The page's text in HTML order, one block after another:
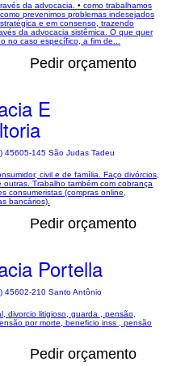
da advocacia. • como trabalhamos
prevenimos problemas indesejados
e em consenso, trazendo
da advocacia sistêmica. O que quer
no caso específico, a fim de...
Pedir orçamento
E
45605-145 São Judas Tadeu
civil e de família. Faço divórcios,
Trabalho também com cobrança
consumeristas (compras online,
bancários).
Pedir orçamento
Portella
45602-210 Santo Antônio
divorcio litigioso, guarda , pensão,
por morte, beneficio inss , pensão
Pedir orçamento